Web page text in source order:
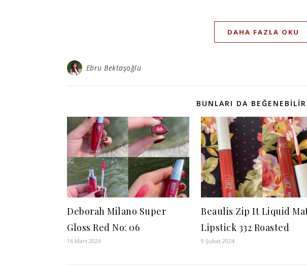
DAHA FAZLA OKU
Ebru Bektaşoğlu
BUNLARI DA
Deborah Milano Super
Gloss Red No: 06
16 Mart 2024
Beaulis Zip It Liquid
Lipstick 332 Roasted
9 Şubat 2024